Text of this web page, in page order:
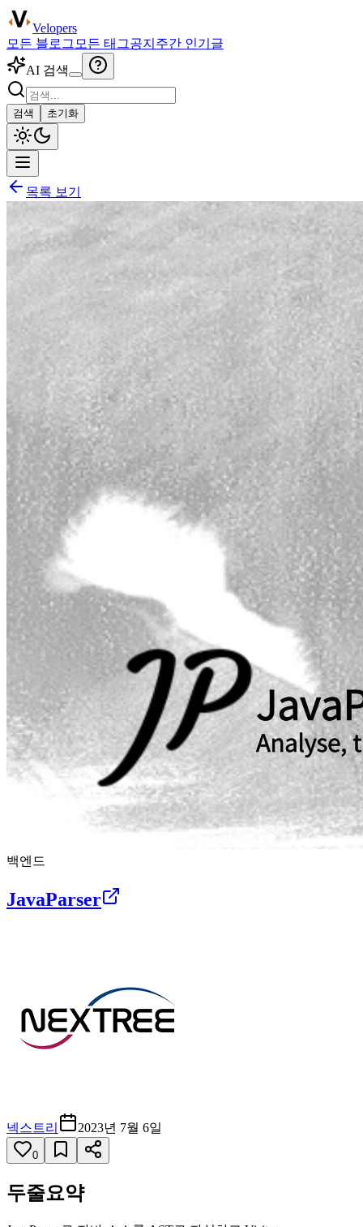
Velopers
모든 블로그 모든 태그공지 주간 인기글
AI 검색
검색 초기화
목록 보기
백엔드
JavaParser
넥스트리 2023년 7월 6일
0
두줄요약